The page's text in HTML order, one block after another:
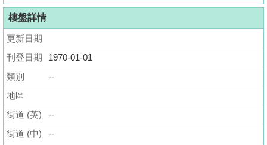
業
主
放
盤
宅
谷
按
揭
樓盤詳情
更新日期
刊登日期
1970-01-01
類別
--
地區
街道 (英)
--
街道 (中)
--